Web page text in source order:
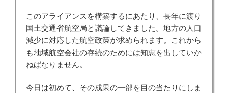
このアライアンスを構築するにあたり、長年に渡り
国土交通省航空局と議論してきました。地方の人口
減少に対応した航空政策が求められます。これから
も地域航空会社の存続のためには知恵を出していか
ねばなりません。
今日は初めて、その成果の一部を目の当たりにしま